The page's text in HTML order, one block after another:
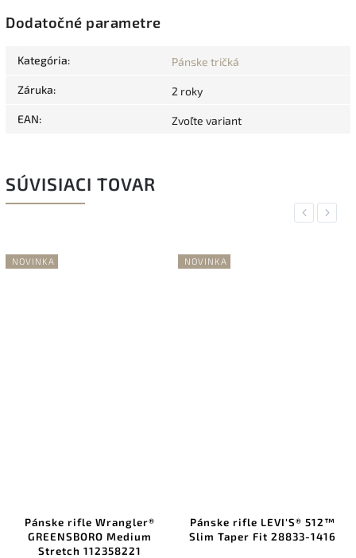
Dodatočné parametre
Kategória: Pánske tričká
Záruka: 2 roky
EAN: Zvoľte variant
SÚVISIACI TOVAR
Previous
NOVINKA
Pánske rifle Wrangler®
GREENSBORO Medium
Stretch 112358221
NOVINKA
Pánske rifle LEVI'S® 512™
Slim Taper Fit 28833-1416
Next